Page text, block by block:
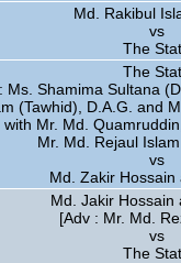
Md. Rakibul
vs
The
The
Ms. Shamima Sultana
(Tawhid), D.A.G. and
with Mr. Md.
Mr. Md. Rejaul
vs
Md. Zakir
Md. Jakir Hossain
[Adv : Mr. Md.
vs
The